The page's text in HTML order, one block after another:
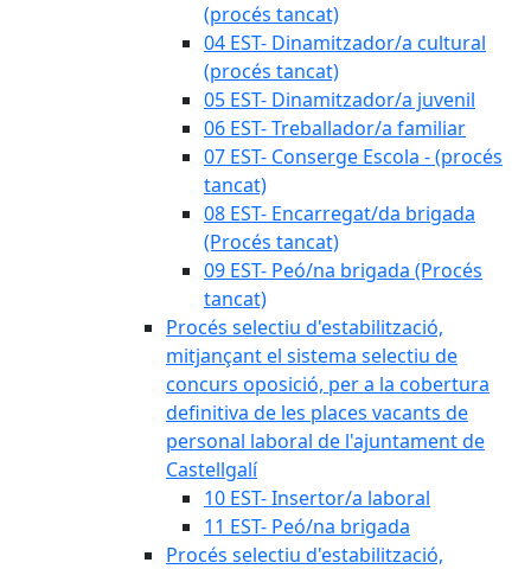
(procés tancat)
04 EST- Dinamitzador/a cultural
(procés tancat)
05 EST- Dinamitzador/a juvenil
06 EST- Treballador/a familiar
07 EST- Conserge Escola - (procés
tancat)
08 EST- Encarregat/da brigada
(Procés tancat)
09 EST- Peó/na brigada (Procés
tancat)
Procés selectiu d'estabilització,
mitjançant el sistema selectiu de
concurs oposició, per a la cobertura
definitiva de les places vacants de
personal laboral de l'ajuntament de
Castellgalí
10 EST- Insertor/a laboral
11 EST- Peó/na brigada
Procés selectiu d'estabilització,